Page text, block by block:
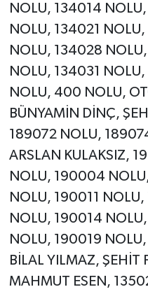
NOLU, 134014
NOLU, 134021
NOLU, 134028
NOLU, 134031
NOLU, 400 NOLU,
BÜNYAMİN DİNÇ,
189072 NOLU,
ARSLAN KULAKSIZ,
NOLU, 190004
NOLU, 190011
NOLU, 190014
NOLU, 190019
BİLAL YILMAZ, ŞEHİT
MAHMUT ESEN,